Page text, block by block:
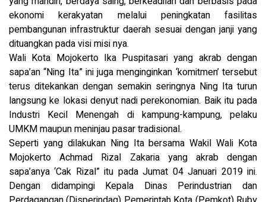
ekonomi kerakyatan melalui peningkatan fasilitas
pembangunan infrastruktur daerah sesuai dengan janji yang
dituangkan pada visi misi nya.
Wali Kota Mojokerto Ika Puspitasari yang akrab dengan
sapa’an “Ning Ita” ini juga menginginkan ‘komitmen’ tersebut
terus ditekankan dengan semakin seringnya Ning Ita turun
langsung ke lokasi denyut nadi perekonomian. Baik itu pada
Industri Kecil Menengah di kampung-kampung, pelaku
UMKM maupun meninjau pasar tradisional.
Seperti yang dilakukan Ning Ita bersama Wakil Wali Kota
Mojokerto Achmad Rizal Zakaria yang akrab dengan
sapa’anya ‘Cak Rizal” itu pada Jumat 04 Januari 2019 ini.
Dengan didampingi Kepala Dinas Perindustrian dan